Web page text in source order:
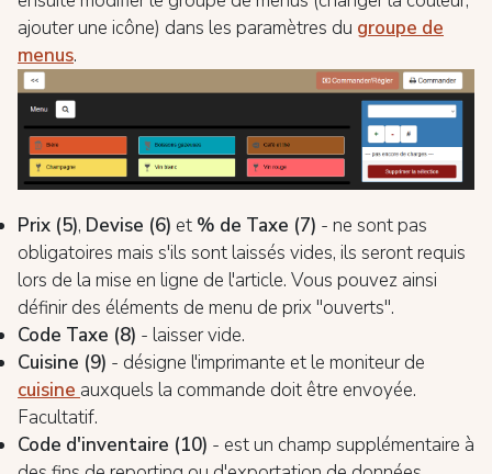
ajouter une icône) dans les paramètres du groupe de
menus.
Prix (5), Devise (6) et % de Taxe (7) - ne sont pas
obligatoires mais s'ils sont laissés vides, ils seront requis
lors de la mise en ligne de l'article. Vous pouvez ainsi
définir des éléments de menu de prix "ouverts".
Code Taxe (8) - laisser vide.
Cuisine (9) - désigne l'imprimante et le moniteur de
cuisine auxquels la commande doit être envoyée.
Facultatif.
Code d'inventaire (10) - est un champ supplémentaire à